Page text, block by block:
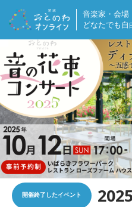
音楽家・会場
どなたでも
開催終了したイベント